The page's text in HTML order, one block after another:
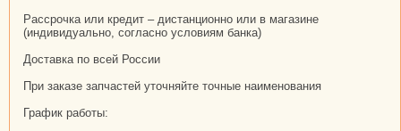
Рассрочка или кредит – дистанционно или в магазине
(индивидуально, согласно условиям банка)
Доставка по всей России
При заказе запчастей уточняйте точные наименования
График работы: